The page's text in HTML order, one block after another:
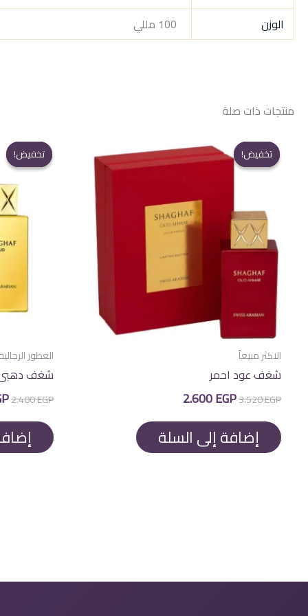
الوزن
100 مللي
منتجات ذات صلة
تخفيض!
تخفيض!
الاكثر مبيعاً
شغف عود احمر
3.520EGP السعر
الأصلي
هو:
3.520 EGP.
2.600EGP
هو:
2.600 EGP.
إضافة إلى السلة
تخفيض!
تخفيض!
العطور الرجالية
شغف
2.400EGP